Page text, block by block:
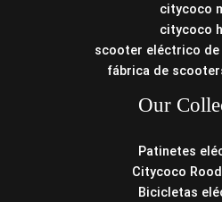
citycoco
citycoco
scooter eléctrico de
fábrica de
Our
Patinetes
Citycoco
Bicicletas